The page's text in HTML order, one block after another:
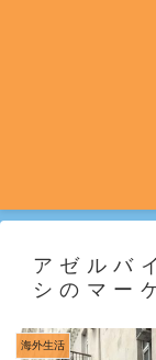
アゼルバ
シのマー
海外生活